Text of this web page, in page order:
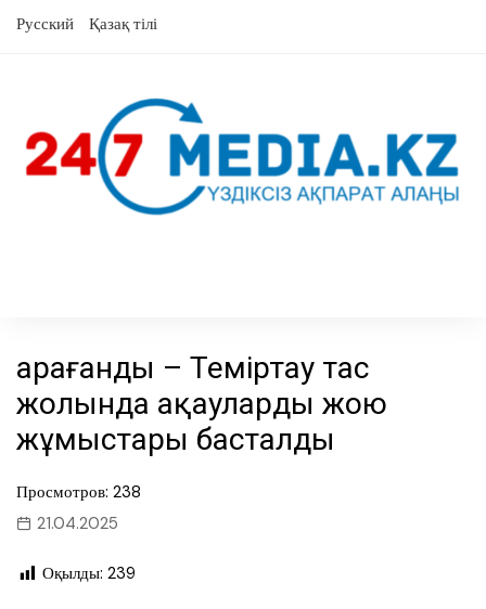
Русский Қазақ тілі
Қарағанды – Теміртау тас
жолында ақауларды жою
жұмыстары басталды
Просмотров: 238
21.04.2025
Оқылды: 239